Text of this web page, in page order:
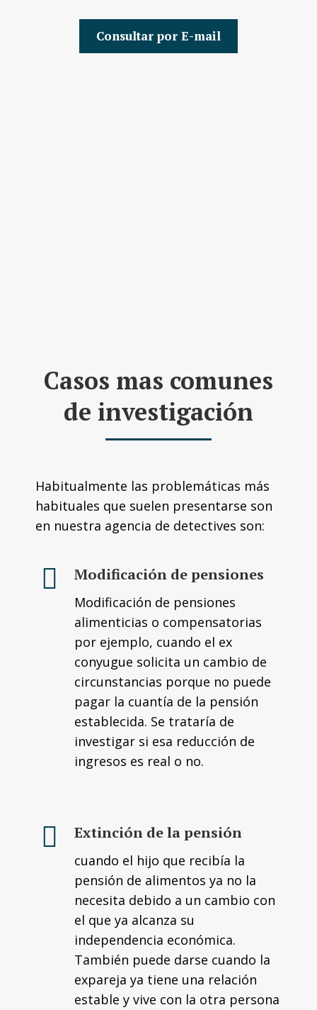
Consultar por E-mail
Casos mas comunes
de investigación
Habitualmente las problemáticas más
habituales que suelen presentarse son
en nuestra agencia de detectives son:
Modificación de pensiones
Modificación de pensiones
alimenticias o compensatorias
por ejemplo, cuando el ex
conyugue solicita un cambio de
circunstancias porque no puede
pagar la cuantía de la pensión
establecida. Se trataría de
investigar si esa reducción de
ingresos es real o no.
Extinción de la pensión
cuando el hijo que recibía la
pensión de alimentos ya no la
necesita debido a un cambio con
el que ya alcanza su
independencia económica.
También puede darse cuando la
expareja ya tiene una relación
estable y vive con la otra persona